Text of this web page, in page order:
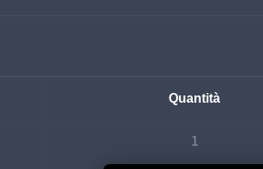
Quantità
1